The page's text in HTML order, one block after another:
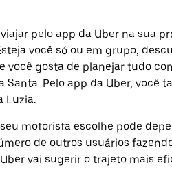
pelo app da Uber na sua
você só ou em grupo,
você gosta de planejar tudo
Santa. Pelo app da Uber,
Luzia.
motorista escolhe pode
de outros usuários
vai sugerir o trajeto mais